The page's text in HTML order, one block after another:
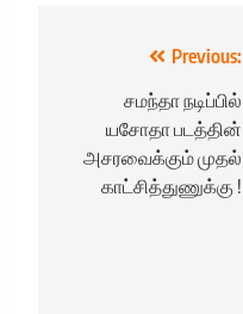
navigation
Previous:
சமந்தா நடிப்பில்
யசோதா படத்தின்
அசரவைக்கும் முதல்
காட்சித்துணுக்கு !